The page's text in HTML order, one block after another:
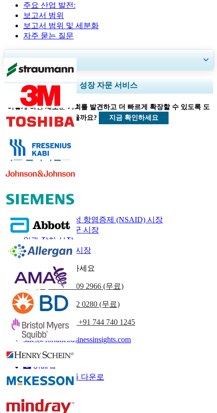
주요 산업 발전:
보고서 범위
보고서 범위 및 세분화
자주 묻는 질문
30~60
지역 및 국가 범위 확장, 세그먼트 분석, 기업 프로필, 경쟁 벤치마킹, 및 최
종 사용자 인사이트.
지금 맞춤 설정
성장 자문 서비스
어떻게 하면 새로운 기회를 발견하고 더 빠르게 확장할 수 있도록 도
울 수 있을까요?
지금 확인하세요
의료 클라이언트
관련된 보고서
비 스테로이드 성 항염증제 (NSAID) 시장
안구 건조 증후군 시장
안과 장치 시장
안과 질환 치료 시장
우리에게 연락하세요
우리를 +1 833 909 2966 (무료)
영국 +44 808 502 0280 (무료)
(아시아 태평양) +91 744 740 1245
sales@fortunebusinessinsights.com
부르다
이메일
샘플 다운로
드
뉴스레터 구독